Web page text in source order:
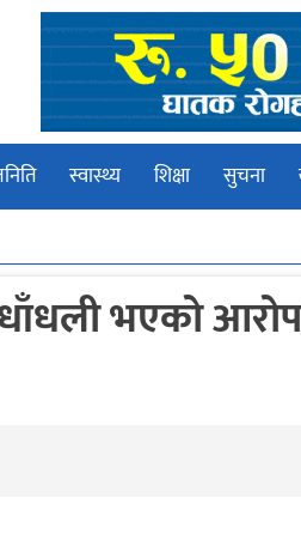
स्वास्थ्य शिक्षा सुचना
भएको